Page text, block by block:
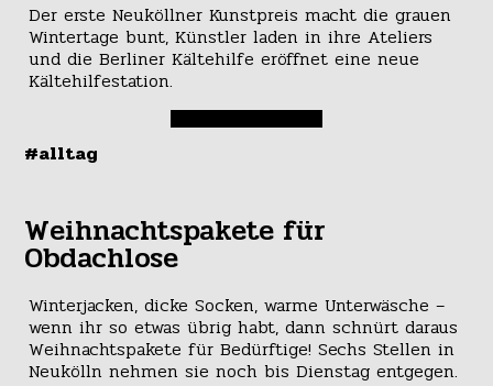
Der erste Neuköllner Kunstpreis macht die grauen
Wintertage bunt, Künstler laden in ihre Ateliers
und die Berliner Kältehilfe eröffnet eine neue
Kältehilfestation.
#alltag
Weihnachtspakete für
Obdachlose
Winterjacken, dicke Socken, warme Unterwäsche –
wenn ihr so etwas übrig habt, dann schnürt daraus
Weihnachtspakete für Bedürftige! Sechs Stellen in
Neukölln nehmen sie noch bis Dienstag entgegen.